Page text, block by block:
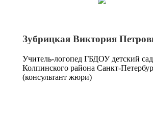
Зубрицкая Виктория
Учитель-логопед ГБДОУ детский
Колпинского района Санкт-
(консультант жюри)